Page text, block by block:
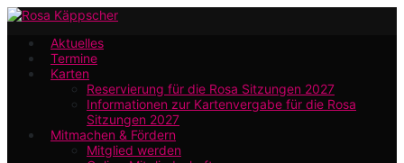
Zum
Hauptinhalt
springen
Aktuelles
Termine
Karten
Reservierung für die Rosa Sitzungen 2027
Informationen zur Kartenvergabe für die Rosa
Sitzungen 2027
Mitmachen & Fördern
Mitglied werden